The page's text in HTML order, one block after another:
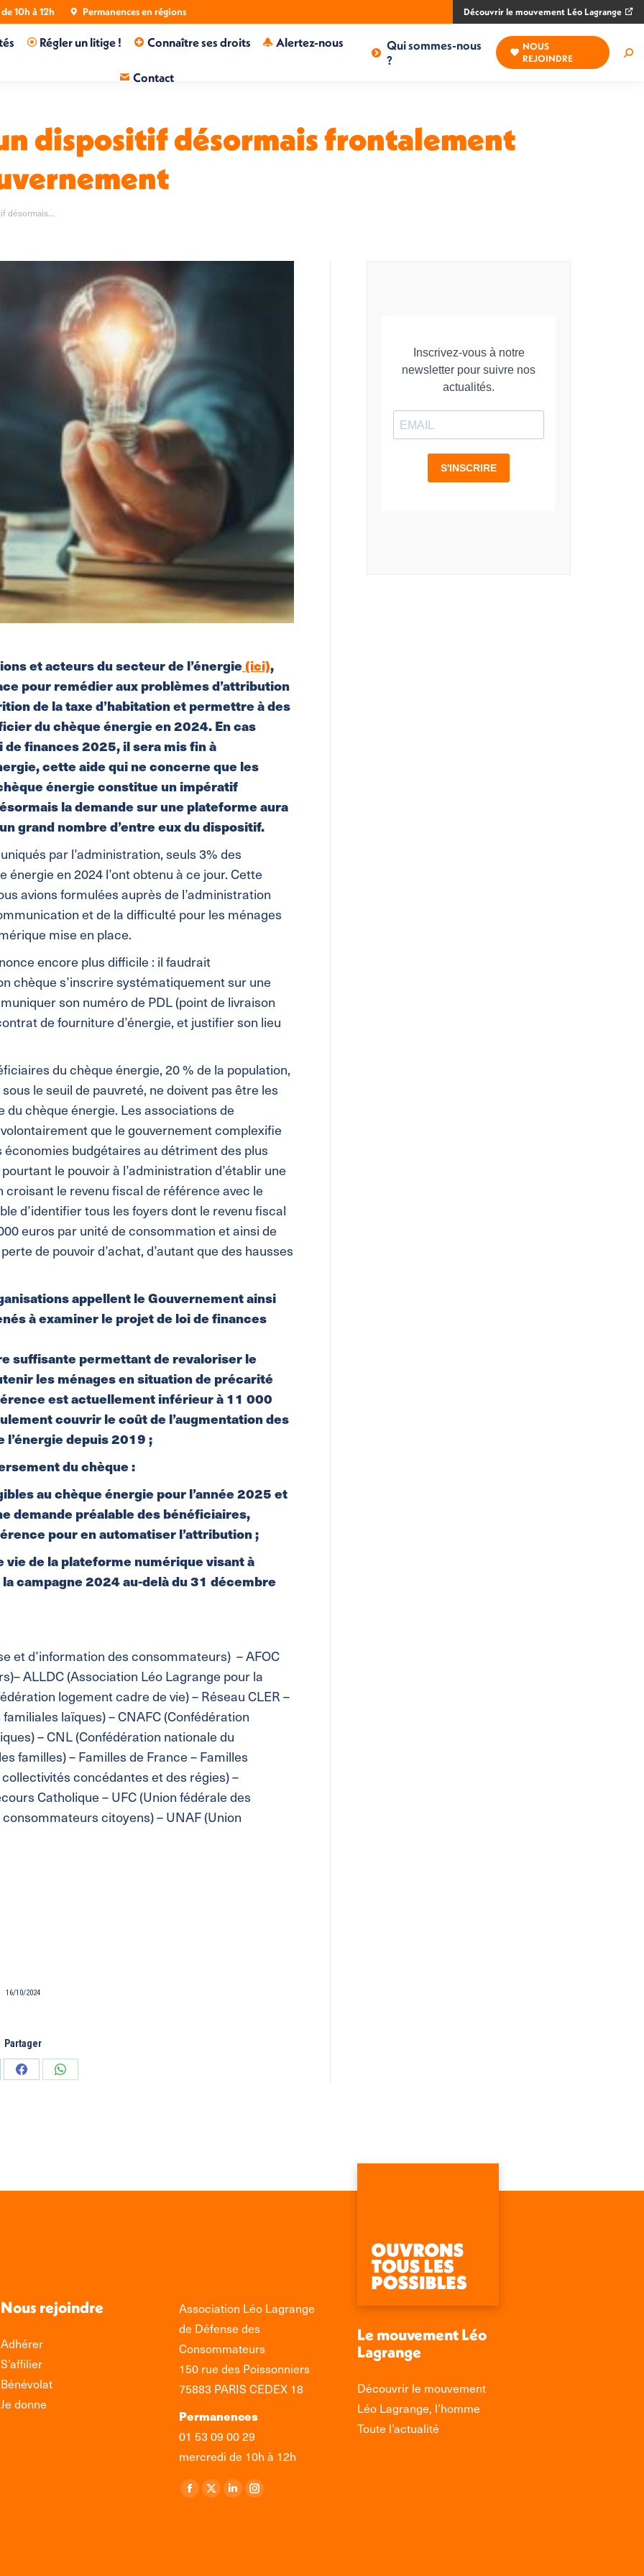
10h à 12h Permanences en régions Découvrir le mouvement Léo Lagrange
Régler un litige ! Connaître ses droits Alertez-nous
Contact
Qui sommes-nous
?
NOUS
REJOINDRE
dispositif désormais frontalement
désormais…
et acteurs du secteur de l’énergie(ici),
pour remédier aux problèmes d’attribution
de la taxe d’habitation et permettre à des
du chèque énergie en 2024. En cas
de finances 2025, il sera mis fin à
cette aide qui ne concerne que les
énergie constitue un impératif
la demande sur une plateforme aura
grand nombre d’entre eux du dispositif.
par l’administration, seuls 3% des
en 2024 l’ont obtenu à ce jour. Cette
avions formulées auprès de l’administration
et de la difficulté pour les ménages
mise en place.
encore plus difficile : il faudrait
chèque s’inscrire systématiquement sur une
son numéro de PDL (point de livraison
de fourniture d’énergie, et justifier son lieu
du chèque énergie, 20 % de la population,
le seuil de pauvreté, ne doivent pas être les
chèque énergie. Les associations de
que le gouvernement complexifie
budgétaires au détriment des plus
le pouvoir à l’administration d’établir une
le revenu fiscal de référence avec le
d’identifier tous les foyers dont le revenu fiscal
euros par unité de consommation et ainsi de
de pouvoir d’achat, d’autant que des hausses
appellent le Gouvernement ainsi
à examiner le projet de loi de finances
suffisante permettant de revaloriser le
les ménages en situation de précarité
est actuellement inférieur à 11 000
couvrir le coût de l’augmentation des
l’énergie depuis 2019 ;
du chèque :
au chèque énergie pour l’année 2025 et
demande préalable des bénéficiaires,
pour en automatiser l’attribution ;
vie de la plateforme numérique visant à
campagne 2024 au-delà du 31 décembre
et d’information des consommateurs) – AFOC
ALLDC (Association Léo Lagrange pour la
logement cadre de vie) – Réseau CLER –
laïques) – CNAFC (Confédération
– CNL (Confédération nationale du
familles) – Familles de France – Familles
concédantes et des régies) –
Catholique – UFC (Union fédérale des
citoyens) – UNAF (Union
16/10/2024
Partager
PartagerPartager
Nous rejoindre
Adhérer
S’affilier
Bénévolat
Je donne
Association Léo Lagrange
de Défense des
Consommateurs
150 rue des Poissonniers
75883 PARIS CEDEX 18
Permanences
01 53 09 00 29
mercredi de 10h à 12h
Retrouvez-nous sur :
La
La
La
La
Le mouvement Léo
Lagrange
Découvrir le mouvement
Léo Lagrange, l’homme
Toute l’actualité